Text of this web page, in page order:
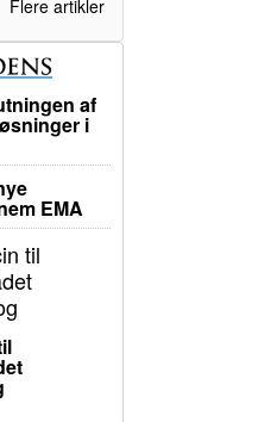
Flere artikler
af
i
EMA